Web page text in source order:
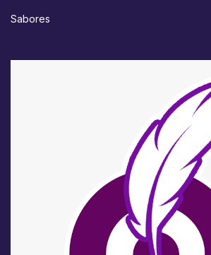
Sabores